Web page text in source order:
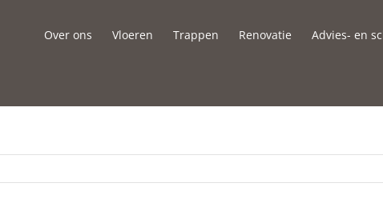
Over ons Vloeren Trappen Renovatie Advies- en